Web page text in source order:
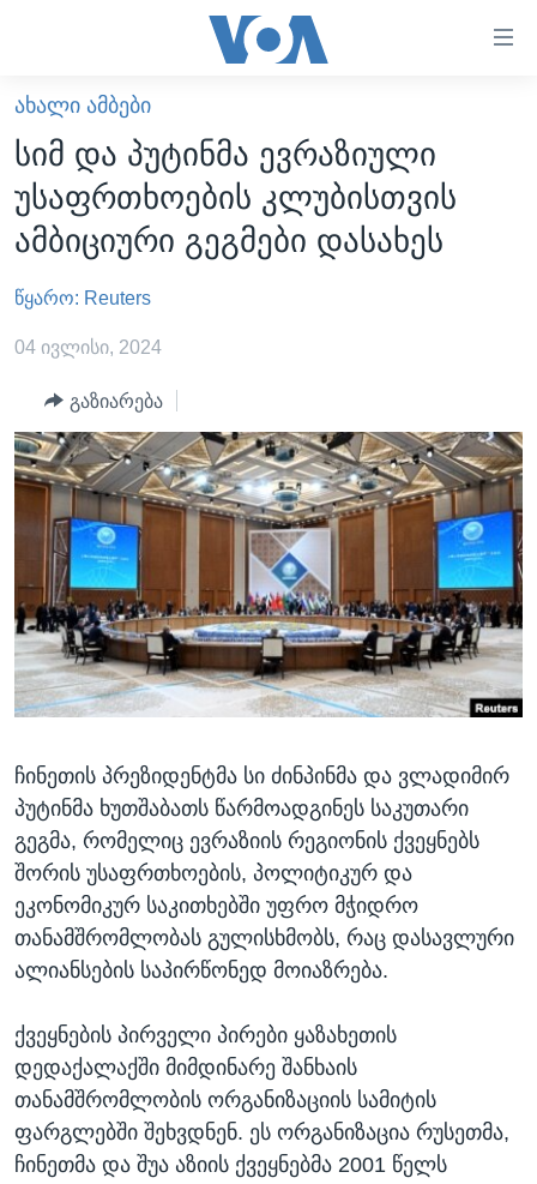
ხელმისაწვდომობისთვის
გადადით
მთავარზე
გადადით
მთავარ
ნავიგაციაზე
გადადით
ძიებაზე
ᲐᲮᲐᲚᲘ ᲐᲛᲑᲔᲑᲘ
ᲡᲐᲥᲐᲠᲗᲕᲔᲚᲝ
ᲐᲨᲨ
ᲐᲨᲨ-ᲘᲡ ᲐᲠᲩᲔᲕᲜᲔᲑᲘ 2024
ᲛᲡᲝᲤᲚᲘᲝ
ᲕᲘᲓᲔᲝᲔᲑᲘ
ᲒᲐᲓᲐᲪᲔᲛᲔᲑᲘ
ᲕᲐᲨᲘᲜᲒᲢᲝᲜᲘ ᲓᲦᲔᲡ
ᲮᲔᲓᲕᲐ ᲕᲐᲨᲘᲜᲒᲢᲝᲜᲘᲓᲐᲜ
ᲡᲢᲣᲓᲘᲐ ᲕᲐᲨᲘᲜᲒᲢᲝᲜᲘ
ᲡᲮᲕᲐ ᲡᲘᲐᲮᲚᲔᲔᲑᲘ
ᲞᲝᲚᲘᲢᲘᲙᲐ
ᲔᲙᲝᲜᲝᲛᲘᲙᲐ
ᲯᲐᲜᲛᲠᲗᲔᲚᲝᲑᲐ
ᲛᲔᲪᲜᲘᲔᲠᲔᲑᲐ
ᲘᲜᲢᲔᲠᲕᲘᲣ
ᲒᲐᲚᲘᲚᲔᲝ
ᲓᲔᲖᲘᲜᲤᲝᲠᲛᲐᲪᲘᲐ
ᲠᲣᲡᲔᲗᲘᲡ ᲨᲔᲭᲠᲐ ᲣᲙᲠᲐᲘᲜᲐᲨᲘ
Learning English
ᲗᲕᲐᲚᲘ ᲒᲕᲐᲓᲔᲕᲜᲔᲗ
ᲐᲮᲐᲚᲘ ᲐᲛᲑᲔᲑᲘ
სიმ და პუტინმა ევრაზიული
უსაფრთხოების კლუბისთვის
ამბიციური გეგმები დასახეს
წყარო: Reuters
04 ივლისი, 2024
გაზიარება
ჩინეთის პრეზიდენტმა სი ძინპინმა და ვლადიმირ
პუტინმა ხუთშაბათს წარმოადგინეს საკუთარი
გეგმა, რომელიც ევრაზიის რეგიონის ქვეყნებს
შორის უსაფრთხოების, პოლიტიკურ და
ეკონომიკურ საკითხებში უფრო მჭიდრო
თანამშრომლობას გულისხმობს, რაც დასავლური
ალიანსების საპირწონედ მოიაზრება.
ქვეყნების პირველი პირები ყაზახეთის
დედაქალაქში მიმდინარე შანხაის
თანამშრომლობის ორგანიზაციის სამიტის
ფარგლებში შეხვდნენ. ეს ორგანიზაცია რუსეთმა,
ჩინეთმა და შუა აზიის ქვეყნებმა 2001 წელს